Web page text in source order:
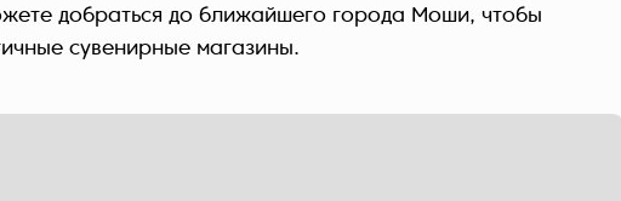
добраться до ближайшего города Моши, чтобы
сувенирные магазины.